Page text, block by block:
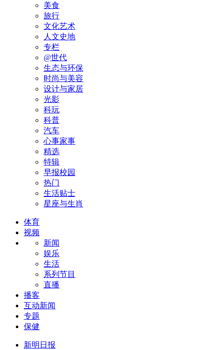
美食
旅行
文化艺术
人文史地
专栏
@世代
生态与环保
时尚与美容
设计与家居
光影
科玩
科普
汽车
心事家事
精选
特辑
早报校园
热门
生活贴士
星座与生肖
体育
视频
新闻
娱乐
生活
系列节目
直播
播客
互动新闻
专题
保健
新明日报